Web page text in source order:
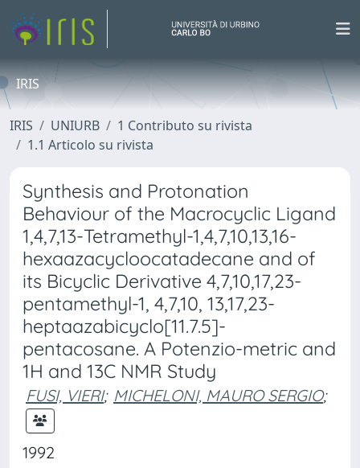
IRIS
IRIS UNIURB
1 Contributo su rivista
1.1 Articolo su rivista
Synthesis and Protonation
Behaviour of the Macrocyclic Ligand
1,4,7,13-Tetramethyl-1,4,7,10,13,16-
hexaazacycloocatadecane and of
its Bicyclic Derivative 4,7,10,17,23-
pentamethyl-1, 4,7,10, 13,17,23-
heptaazabicyclo[11.7.5]-
pentacosane. A Potenzio-metric and
1H and 13C NMR Study
FUSI, VIERI; MICHELONI, MAURO SERGIO;
1992